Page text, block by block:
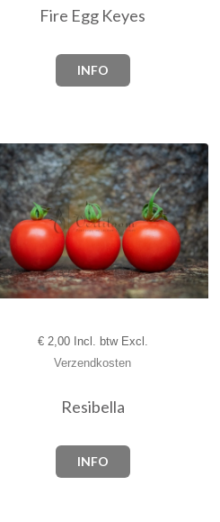
Fire Egg Keyes
INFO
€2,00 Incl. btw Excl.
Verzendkosten
Resibella
INFO